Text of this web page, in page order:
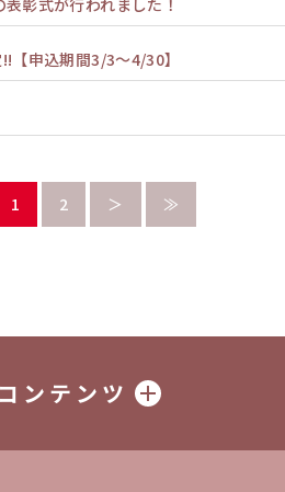
彰式が行われました！
【申込期間3/3～4/30】
1 2 ＞ ≫
ンテンツ